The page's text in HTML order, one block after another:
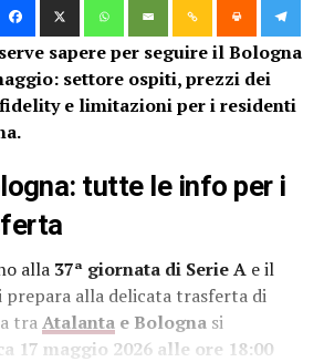
sapere per seguire il Bologna
settore ospiti, prezzi dei
e limitazioni per i residenti
tutte le info per i
alla 37ª giornata di Serie Ae il
prepara alla delicata trasferta di
traAtalantae Bolognasi
17 maggio 2026 alle ore 18:00